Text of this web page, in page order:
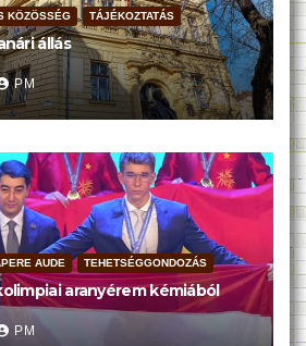
KÖZÖSSÉG TÁJÉKOZTATÁS
állás
PM
AUDE TEHETSÉGGONDOZÁS
aranyérem kémiából
PM